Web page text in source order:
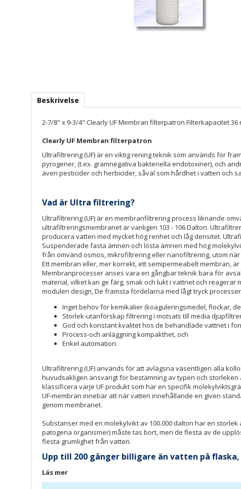
Beskrivelse
2-7/8" x 9-3/4" Clearly UF Membran filterpatron Filterkapacitet 36
Clearly UF Membran filterpatron
Ultrafiltrering (UF) är en viktig rening teknik som används för
pyrogener, (t.ex. gramnegativa bakteriella endotoxiner), och
även pesticider och herbicider, såväl som hårdhet i vatten och
Vad är Ultra filtrering?
Ultrafiltrering (UF) är en membranfiltrering process liknande
ultrafiltreringsmembranet är vanligen 103 - 106 Dalton.
producera vatten med mycket hög renhet och låg densitet.
Suspenderade fasta ämnen och lösta ämnen med hög
från omvänd osmos, mikrofiltrering eller nanofiltrering, utom
Ett membran eller, mer korrekt, ett semipermeabelt membran,
Membranprocesser anses vara en gångbar teknik bara för
material, vilket kan ge färg, smak och lukt i vattnet och
modulen design, De främsta fördelarna med lågt tryck
Inget behov för kemikalier (koaguleringsmedel, flockar,
Storlek-utanförskap filtrering i motsats till media
God och konstant kvalitet hos de behandlade vattnet i
Process-och anläggning kompakthet, och
Enkel automation.
Ultrafiltrering (UF) används för att avlägsna väsentligen alla
huvudsakligen ansvarigt för bestämning av typen och
klassificera varje UF produkt som har en specifik
UF-membran innebär att när vatten innehållande en given
genom membranet.
Substanser med en molekylvikt av 100.000 dalton har en
patogena organismer) måste tas bort, men de flesta av de
flesta grumlighet från vatten.
Upp till 200 gånger billigare än vatten på
Läs mer